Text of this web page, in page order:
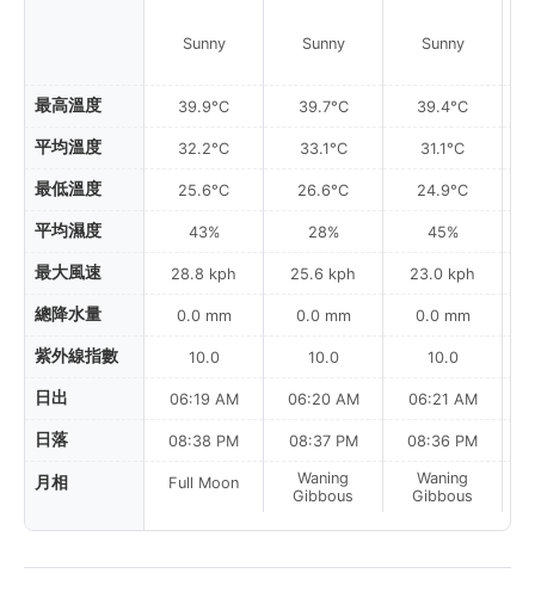
最高溫度
平均溫度
最低溫度
平均濕度
最大風速
總降水量
紫外線指數
日出
日落
月相
Sunny
39.9°C
32.2°C
25.6°C
43%
28.8 kph
0.0 mm
10.0
06:19 AM
08:38 PM
Full Moon
Sunny
39.7°C
33.1°C
26.6°C
28%
25.6 kph
0.0 mm
10.0
06:20 AM
08:37 PM
Waning
Gibbous
Sunny
39.4°C
31.1°C
24.9°C
45%
23.0 kph
0.0 mm
10.0
06:21 AM
08:36 PM
Waning
Gibbous